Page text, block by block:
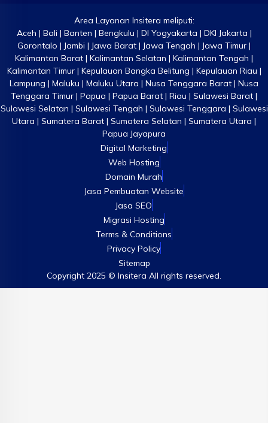
Area Layanan Insitera meliputi:
Aceh | Bali | Banten | Bengkulu | DI Yogyakarta | DKI Jakarta |
Gorontalo | Jambi | Jawa Barat | Jawa Tengah | Jawa Timur |
Kalimantan Barat | Kalimantan Selatan | Kalimantan Tengah |
Kalimantan Timur | Kepulauan Bangka Belitung | Kepulauan Riau |
Lampung | Maluku | Maluku Utara | Nusa Tenggara Barat | Nusa
Tenggara Timur | Papua | Papua Barat | Riau | Sulawesi Barat |
Sulawesi Selatan | Sulawesi Tengah | Sulawesi Tenggara | Sulawesi
Utara | Sumatera Barat | Sumatera Selatan | Sumatera Utara |
Papua Jayapura
Digital Marketing
Web Hosting
Domain Murah
Jasa Pembuatan Website
Jasa SEO
Migrasi Hosting
Terms & Conditions
Privacy Policy
Sitemap
Copyright 2025 © Insitera All rights reserved.